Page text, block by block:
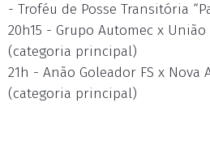
- Troféu de Posse Transitória
20h15 - Grupo Automec x União
(categoria principal)
21h - Anão Goleador FS x Nova
(categoria principal)